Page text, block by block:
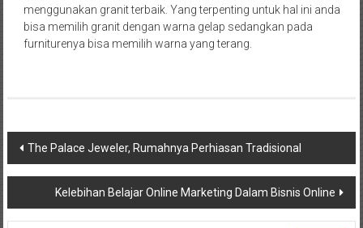
menggunakan granit terbaik. Yang terpenting untuk hal ini anda
bisa memilih granit dengan warna gelap sedangkan pada
furniturenya bisa memilih warna yang terang.
Navigasi
pos
The Palace Jeweler, Rumahnya Perhiasan Tradisional
Kelebihan Belajar Online Marketing Dalam Bisnis Online